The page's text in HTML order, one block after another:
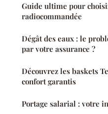
Guide ultime pour
radiocommandée
Dégât des eaux : le
par votre assurance ?
Découvrez les baskets
confort garantis
Portage salarial : votre